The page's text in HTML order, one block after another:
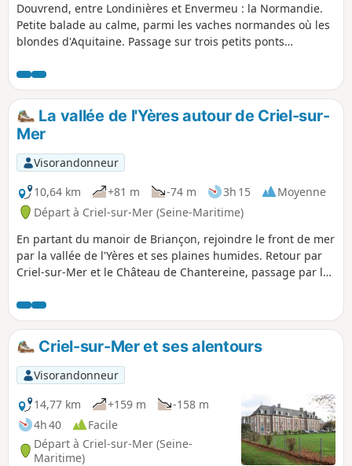
Douvrend, entre Londinières et Envermeu : la Normandie.
Petite balade au calme, parmi les vaches normandes où les
blondes d'Aquitaine. Passage sur trois petits ponts
du XVIe siècle.
La vallée de l'Yères autour de Criel-sur-
Mer
Visorandonneur
10,64 km
+81 m -74 m 3h 15
Moyenne
Départ à Criel-sur-Mer (Seine-Maritime)
En partant du manoir de Briançon, rejoindre le front de mer
par la vallée de l'Yères et ses plaines humides. Retour par
Criel-sur-Mer et le Château de Chantereine, passage par le
la vallée de l'Yères.
Criel-sur-Mer et ses alentours
Visorandonneur
14,77 km
+159 m
-158 m
4h 40
Facile
Départ à Criel-sur-Mer (Seine-
Maritime)